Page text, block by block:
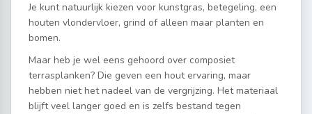
Je kunt natuurlijk kiezen voor kunstgras, betegeling, een
houten vlondervloer, grind of alleen maar planten en
bomen.
Maar heb je wel eens gehoord over composiet
terrasplanken? Die geven een hout ervaring, maar
hebben niet het nadeel van de vergrijzing. Het materiaal
blijft veel langer goed en is zelfs bestand tegen